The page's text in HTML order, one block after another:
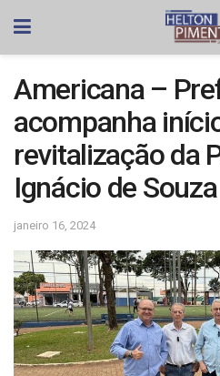
Americana –
acompanha
revitalização da
Ignácio de Souza
janeiro 16, 2024